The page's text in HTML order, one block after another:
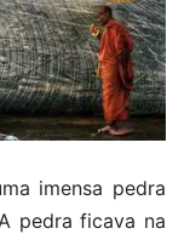
imensa pedra
pedra ficava na